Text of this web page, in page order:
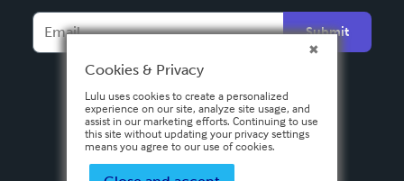
Italiano
Español
Submit
Cookies & Privacy
Lulu uses cookies to create a personalized
experience on our site, analyze site usage, and
assist in our marketing efforts. Continuing to use
this site without updating your privacy settings
means you agree to our use of cookies.